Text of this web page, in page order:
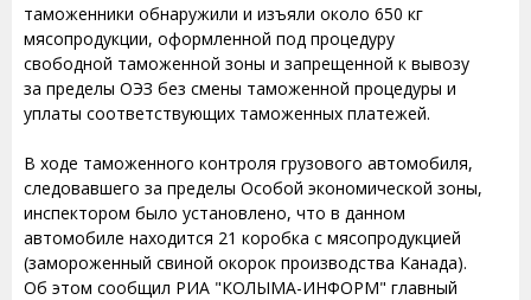
таможенники обнаружили и изъяли около 650 кг
мясопродукции, оформленной под процедуру
свободной таможенной зоны и запрещенной к вывозу
за пределы ОЭЗ без смены таможенной процедуры и
уплаты соответствующих таможенных платежей.
В ходе таможенного контроля грузового автомобиля,
следовавшего за пределы Особой экономической зоны,
инспектором было установлено, что в данном
автомобиле находится 21 коробка с мясопродукцией
(замороженный свиной окорок производства Канада).
Об этом сообщил РИА "КОЛЫМА-ИНФОРМ" главный